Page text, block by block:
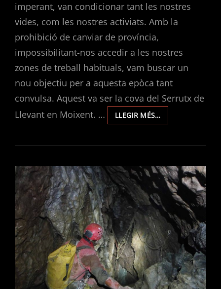
imperant, van condicionar tant les nostres
vides, com les nostres activiats. Amb la
prohibició de canviar de província,
impossibilitant-nos accedir a les nostres
zones de treball habituals, vam buscar un
nou objectiu per a aquesta epòca tant
convulsa. Aquest va ser la cova del Serrutx de
Llevant en Moixent. …
LLEGIR MÉS…EXPLORACIONS
EN
COVA
SERRUTX
DE
LLEVANT
(MOIXENT)